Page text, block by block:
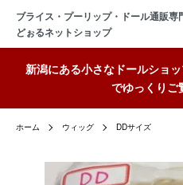
ブライス・プーリップ・ドール通販専
どぉるネットショップ
新潟にある小さなドールショ
でゆっくりご
ホーム ウィッグ DDサイズ